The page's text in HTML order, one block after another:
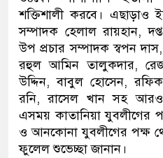
শ‌ক্তিশালী কর‌বে। এছাড়াও
সম্পাদক হেলাল রায়হান,
উপ প্রচার সম্পাদক স্বপন
রহুল আমিন তালুকদার,
উদ্দিন, বাবুল হো‌সেন,
র‌নি, রা‌সেল খান সহ আরও
এসময় কাতা‌নিয়া যুবলী‌গের
ও আন‌কোনা যুবলী‌গের পক্ষ
ফু‌লেল শু‌ভেচ্ছা জানান।